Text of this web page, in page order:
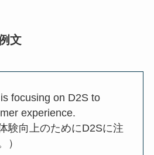
文
focusing on D2S to
experience.
験向上のためにD2Sに注
）